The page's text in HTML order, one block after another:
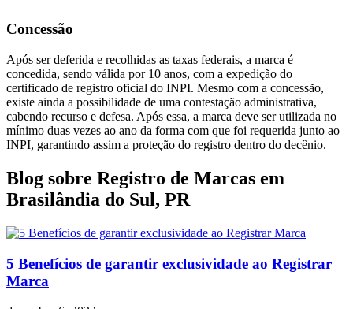
Concessão
Após ser deferida e recolhidas as taxas federais, a marca é
concedida, sendo válida por 10 anos, com a expedição do
certificado de registro oficial do INPI. Mesmo com a concessão,
existe ainda a possibilidade de uma contestação administrativa,
cabendo recurso e defesa. Após essa, a marca deve ser utilizada no
mínimo duas vezes ao ano da forma com que foi requerida junto ao
INPI, garantindo assim a proteção do registro dentro do decênio.
Blog sobre Registro de Marcas em
Brasilândia do Sul, PR
5 Benefícios de garantir exclusividade ao Registrar
Marca